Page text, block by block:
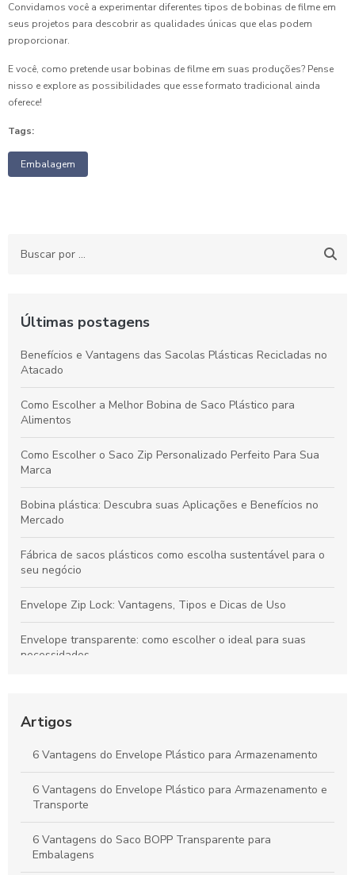
Convidamos você a experimentar diferentes tipos de bobinas de filme em
seus projetos para descobrir as qualidades únicas que elas podem
proporcionar.
E você, como pretende usar bobinas de filme em suas produções? Pense
nisso e explore as possibilidades que esse formato tradicional ainda
oferece!
Tags:
Embalagem
Últimas postagens
Benefícios e Vantagens das Sacolas Plásticas Recicladas no
Atacado
Como Escolher a Melhor Bobina de Saco Plástico para
Alimentos
Como Escolher o Saco Zip Personalizado Perfeito Para Sua
Marca
Bobina plástica: Descubra suas Aplicações e Benefícios no
Mercado
Fábrica de sacos plásticos como escolha sustentável para o
seu negócio
Envelope Zip Lock: Vantagens, Tipos e Dicas de Uso
Envelope transparente: como escolher o ideal para suas
necessidades
destaque no mercado
Envelope AWB é essencial para o transporte seguro de
mercadorias. Descubra como escolher o melhor para suas
necessidades.
Artigos
6 Vantagens do Envelope Plástico para Armazenamento
6 Vantagens do Envelope Plástico para Armazenamento e
Transporte
6 Vantagens do Saco BOPP Transparente para
Embalagens